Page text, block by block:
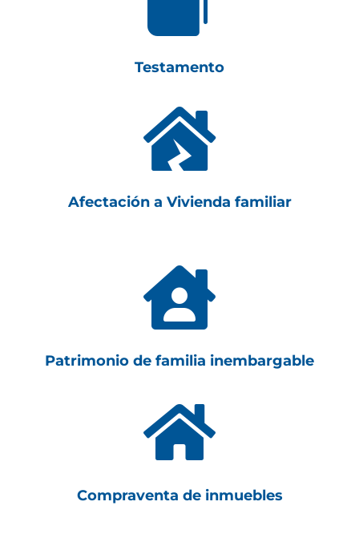
Testamento

Afectación a Vivienda familiar

Patrimonio de familia inembargable

Compraventa de inmuebles